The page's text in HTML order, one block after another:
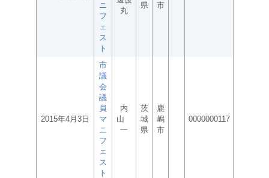
ニ
フ
ェ
ス
ト
丸
県
市
2015年4月3日
市
議
会
議
員
マ
ニ
フ
ェ
ス
ト
内
山
一
茨
城
県
鹿
嶋
市
0000000117